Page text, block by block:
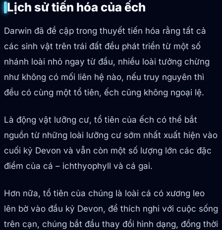
Lịch sử tiến hóa của ếch
Darwin đã đề cập trong thuyết tiến hóa rằng tất cả
các sinh vật trên trái đất đều phát triển từ một số
nhánh loài nhỏ ngay từ đầu, nhiều loài tưởng chừng
như không có mối liên hệ nào, nếu truy nguyên thì
đều có cùng một tổ tiên, ếch cũng không ngoại lệ.
Là động vật lưỡng cư, tổ tiên của ếch có thể bắt
nguồn từ những loài lưỡng cư sớm nhất xuất hiện vào
cuối kỷ Devon và vẫn còn một số lượng lớn các đặc
điểm của cá – ichthyophyll và cá gai.
Hơn nữa, tổ tiên của chúng là loài cá có xương leo
lên bờ vào đầu kỷ Devon, để thích nghi với cuộc sống
trên cạn, chúng bắt đầu thay đổi hình dạng, đồng thời